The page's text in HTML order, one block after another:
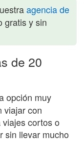
agencia de
gratis y sin
de 20
opción muy
viajar con
cortos o
sin llevar mucho